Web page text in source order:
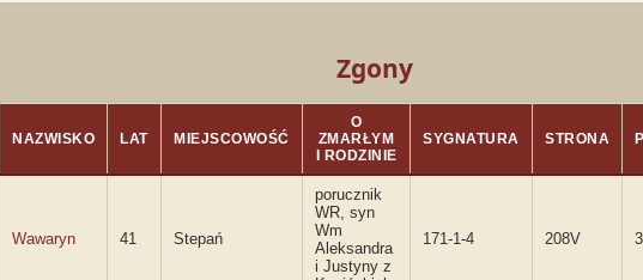
Zgony
NAZWISKO LAT MIEJSCOWOŚĆ
O
ZMARŁYM
I RODZINIE
SYGNATURA STRONA
Wawaryn 41 Stepań
porucznik
WR, syn
Wm
Aleksandra
i Justyny z
171-1-4 208V 3